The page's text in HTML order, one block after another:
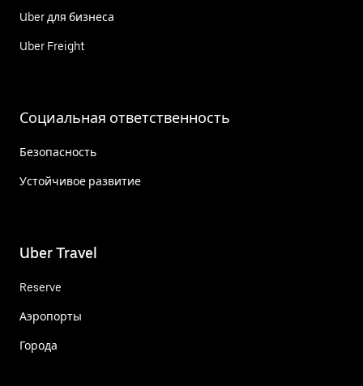
Uber для бизнеса
Uber Freight
Социальная ответственность
Безопасность
Устойчивое развитие
Uber Travel
Reserve
Аэропорты
Города